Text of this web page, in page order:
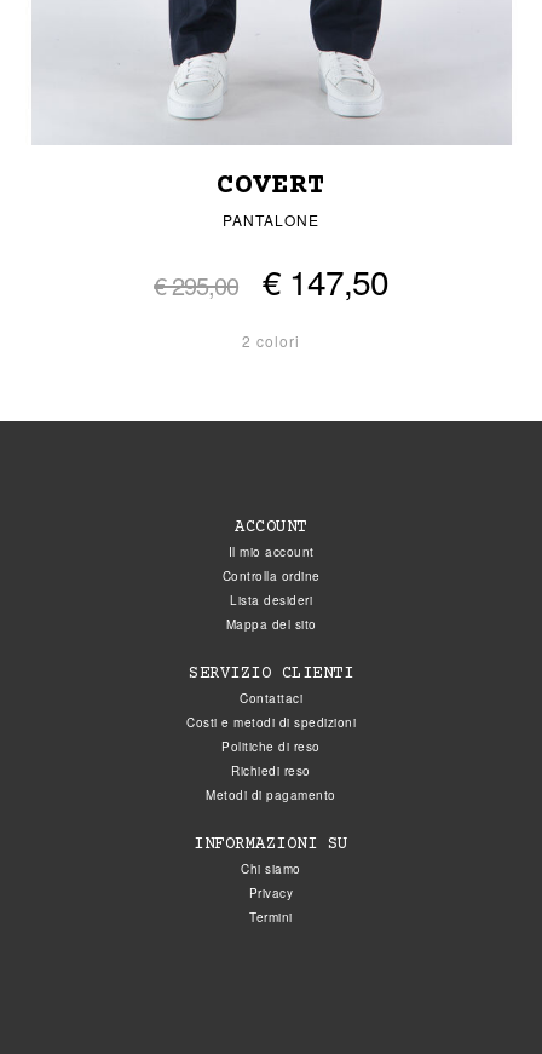
COVERT
PANTALONE
€ 295,00 € 147,50
2 colori
ACCOUNT
Il mio account
Controlla ordine
Lista desideri
Mappa del sito
SERVIZIO CLIENTI
Contattaci
Costi e metodi di spedizioni
Politiche di reso
Richiedi reso
Metodi di pagamento
INFORMAZIONI SU
Chi siamo
Privacy
Termini